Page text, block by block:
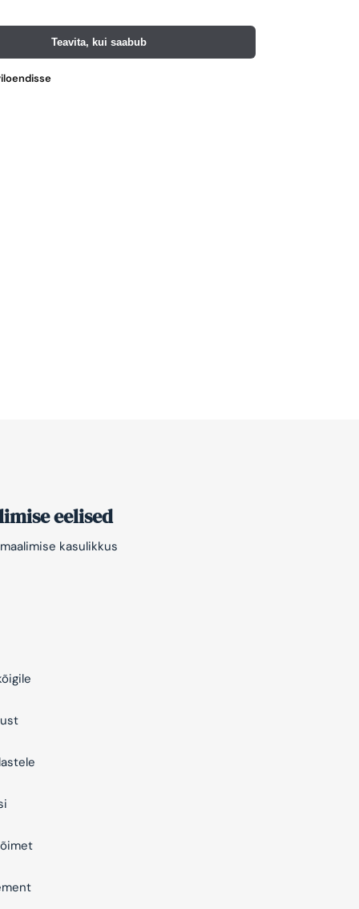
Teavita, kui saabub
eelised
kasulikkus